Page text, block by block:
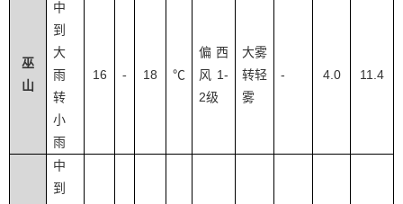
巫
山
中
到
大
雨
转
小
雨
16 - 18 ℃
偏西
风 1-
2级
大雾
转轻
雾
- 4.0 11.4
中
到